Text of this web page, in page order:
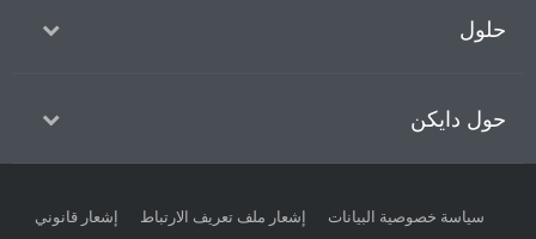
دايكن
إشعار قانوني إشعار ملف تعريف الارتباط
سياسة خصوصية البيانات